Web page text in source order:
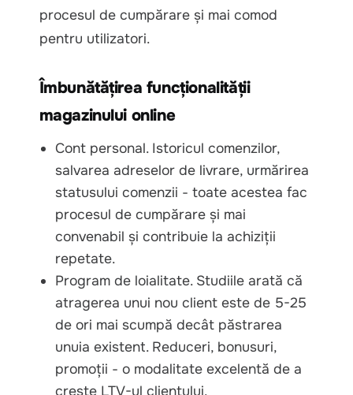
procesul de cumpărare și mai comod
pentru utilizatori.
Îmbunătățirea funcționalității
magazinului online
Cont personal. Istoricul comenzilor,
salvarea adreselor de livrare, urmărirea
statusului comenzii - toate acestea fac
procesul de cumpărare și mai
convenabil și contribuie la achiziții
repetate.
Program de loialitate. Studiile arată că
atragerea unui nou client este de 5-25
de ori mai scumpă decât păstrarea
unuia existent. Reduceri, bonusuri,
promoții - o modalitate excelentă de a
crește LTV-ul clientului.